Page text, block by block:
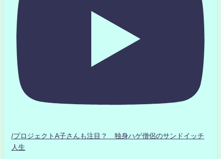
/プロジェクトA子さんも注目？ 独身ハゲ僧侶のサンドイッチ
人生